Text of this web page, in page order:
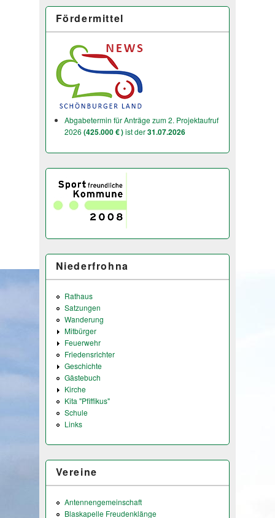
Fördermittel
Abgabetermin für Anträge zum 2. Projektaufruf
2026 (425.000 € )ist der31.07.2026
Niederfrohna
Rathaus
Satzungen
Wanderung
Mitbürger
Feuerwehr
Friedensrichter
Geschichte
Gästebuch
Kirche
Kita "Pfiffikus"
Schule
Links
Vereine
Antennengemeinschaft
Blaskapelle Freudenklänge